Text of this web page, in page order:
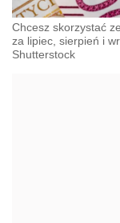
Chcesz skorzystać
za lipiec, sierpień i
Shutterstock